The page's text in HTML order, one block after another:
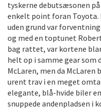
tyskerne debutsæsonen
enkelt point foran Toyota.
uden grund var
og med en toptunet
bag rattet, var kortene
helt op i samme gear som
McLaren, men da
urent trav i en meget
elegante, blå-hvide biler
snuppede andenpladsen i